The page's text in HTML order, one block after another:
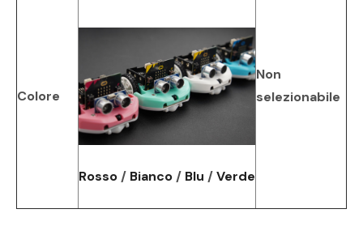
Colore
Rosso/ Bianco/ Blu /Verde
Non
selezionabile